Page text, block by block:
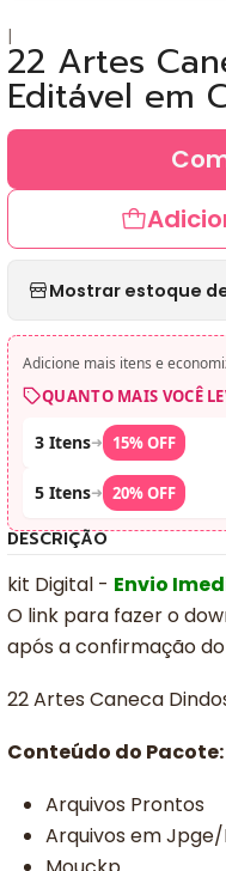
|22 Artes
Editável em
Mostrar estoque
Adicione mais itens e
QUANTO MAIS VOCÊ
3 Itens➜ 15% OFF
5 Itens➜ 20% OFF
DESCRIÇÃO
kit Digital - Envio
O link para fazer o
após a confirmação
22 Artes Caneca
Conteúdo do Pacote:
Arquivos Prontos
Arquivos em